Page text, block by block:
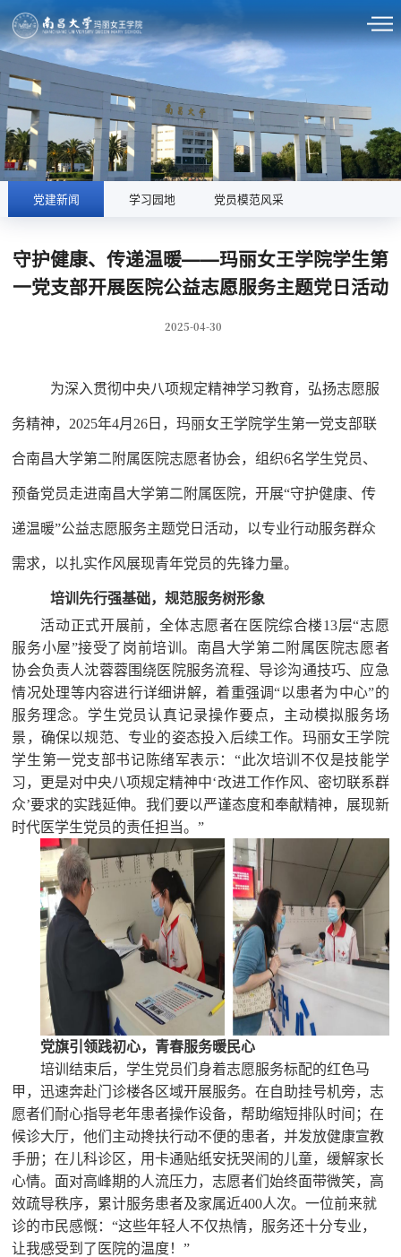
党建新闻 学习园地 党员模范风采
守护健康、传递温暖——玛丽女王学院学生第
一党支部开展医院公益志愿服务主题党日活动
2025-04-30
为深入贯彻中央八项规定精神学习教育，弘扬志愿服
务精神，2025年4月26日，玛丽女王学院学生第一党支部联
合南昌大学第二附属医院志愿者协会，组织6名学生党员、
预备党员走进南昌大学第二附属医院，开展“守护健康、传
递温暖”公益志愿服务主题党日活动，以专业行动服务群众
需求，以扎实作风展现青年党员的先锋力量。
培训先行强基础，规范服务树形象
活动正式开展前，全体志愿者在医院综合楼13层“志愿
服务小屋”接受了岗前培训。南昌大学第二附属医院志愿者
协会负责人沈蓉蓉围绕医院服务流程、导诊沟通技巧、应急
情况处理等内容进行详细讲解，着重强调“以患者为中心”的
服务理念。学生党员认真记录操作要点，主动模拟服务场
景，确保以规范、专业的姿态投入后续工作。玛丽女王学院
学生第一党支部书记 陈绪军表示： “此次培训不仅是技能学
习，更是对中央八项规定精神中‘改进工作作风、密切联系群
众’要求的实践延伸。 我们要以严谨态度和奉献精神，展现新
时代医学生党员的责任担当。”
党旗引领践初心，青春服务暖民心
培训结束后，学生党员们身着志愿服务标配的红色马
甲，迅速奔赴门诊楼各区域开展服务。在自助挂号机旁，志
愿者们耐心指导老年患者操作设备，帮助缩短排队时间；在
候诊大厅，他们主动搀扶行动不便的患者，并发放健康宣教
手册；在儿科诊区，用卡通贴纸安抚哭闹的儿童，缓解家长
心情。面对高峰期的人流压力，志愿者们始终面带微笑，高
效疏导秩序，累计服务患者及家属近400人次。一位前来就
诊的市民感慨：“这些年轻人不仅热情，服务还十分专业，
让我感受到了医院的温度！”